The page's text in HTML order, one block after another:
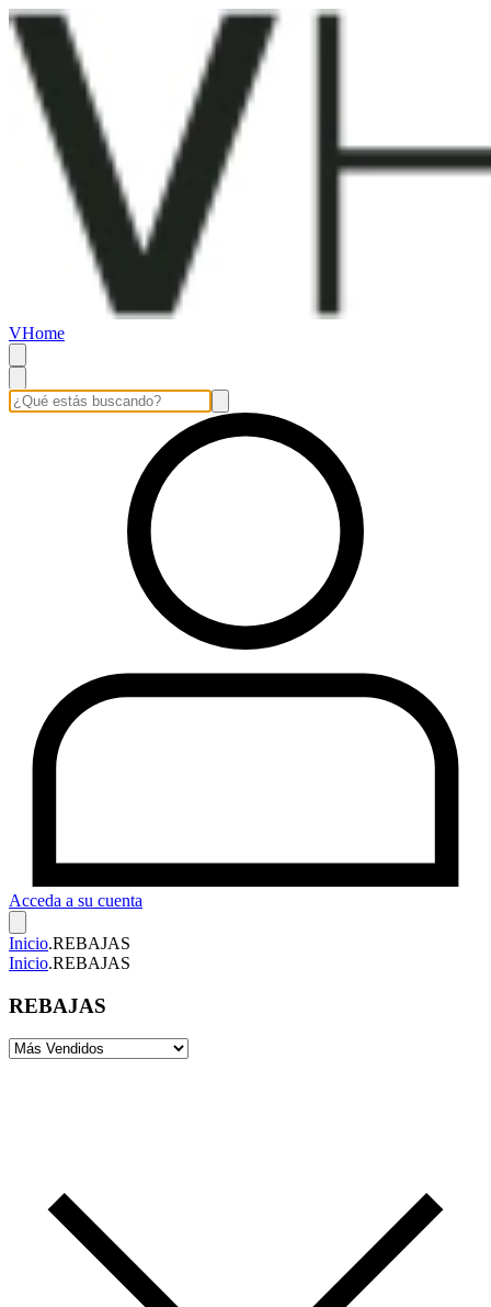
VHome
Acceda a su cuenta
Inicio.REBAJAS
Inicio.REBAJAS
REBAJAS